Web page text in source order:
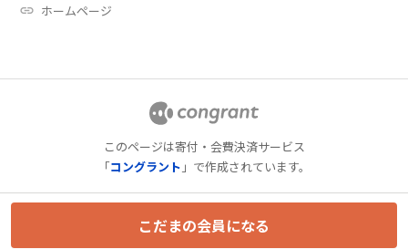
ホームページ
このページは寄付・会費決済サービス
「コングラント 」で作成されています。
こだまの会員になる